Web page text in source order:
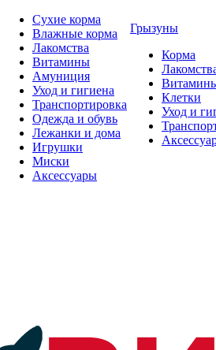
Сухие корма
Влажные корма
Лакомства
Витамины
Амуниция
Уход и гигиена
Транспортировка
Одежда и обувь
Лежанки и дома
Игрушки
Миски
Аксессуары
Грызуны
Корма
Клетки
Уход и